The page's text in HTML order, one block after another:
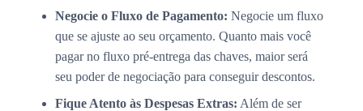
Negocie o Fluxo de Pagamento: Negocie um fluxo
que se ajuste ao seu orçamento. Quanto mais você
pagar no fluxo pré-entrega das chaves, maior será
seu poder de negociação para conseguir descontos.
Fique Atento às Despesas Extras: Além de ser